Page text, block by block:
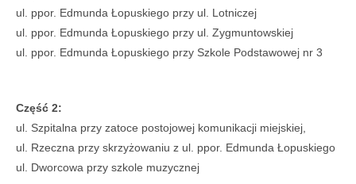
ul. ppor. Edmunda Łopuskiego przy ul. Lotniczej
ul. ppor. Edmunda Łopuskiego przy ul. Zygmuntowskiej
ul. ppor. Edmunda Łopuskiego przy Szkole Podstawowej nr 3
Część 2:
ul. Szpitalna przy zatoce postojowej komunikacji miejskiej,
ul. Rzeczna przy skrzyżowaniu z ul. ppor. Edmunda Łopuskiego
ul. Dworcowa przy szkole muzycznej